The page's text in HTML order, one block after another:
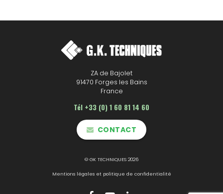
ZA de Bajolet
91470 Forges les Bains
France
Tél +33 (0) 1 60 81 14 60
CONTACT
© GK TECHNIQUES 2026
Mentions légales et politique de confidentialité